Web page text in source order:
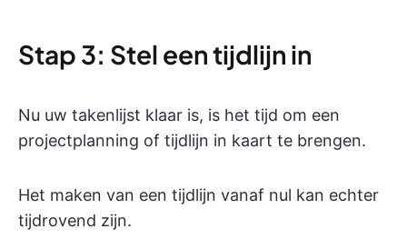
Stap 3: Stel een tijdlijn in
Nu uw takenlijst klaar is, is het tijd om een
projectplanning of tijdlijn in kaart te brengen.
Het maken van een tijdlijn vanaf nul kan echter
tijdrovend zijn.